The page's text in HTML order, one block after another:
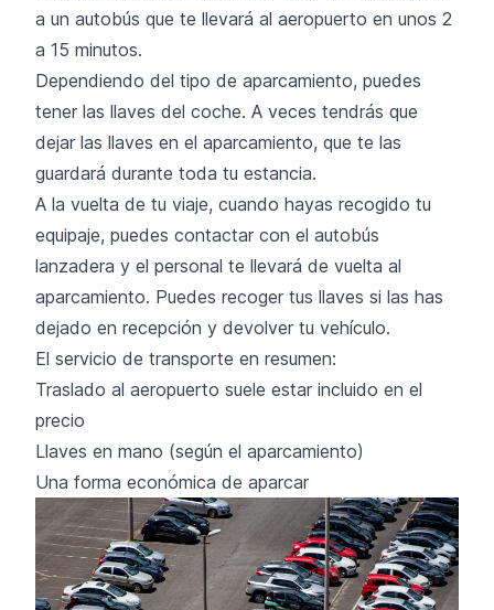
a un autobús que te llevará al aeropuerto en unos 2
a 15 minutos.
Dependiendo del tipo de aparcamiento, puedes
tener las llaves del coche. A veces tendrás que
dejar las llaves en el aparcamiento, que te las
guardará durante toda tu estancia.
A la vuelta de tu viaje, cuando hayas recogido tu
equipaje, puedes contactar con el autobús
lanzadera y el personal te llevará de vuelta al
aparcamiento. Puedes recoger tus llaves si las has
dejado en recepción y devolver tu vehículo.
El servicio de transporte en resumen:
Traslado al aeropuerto suele estar incluido en el
precio
Llaves en mano (según el aparcamiento)
Una forma económica de aparcar